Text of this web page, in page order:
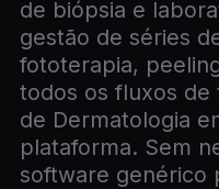
de biópsia e
gestão de séries
fototerapia,
todos os fluxos de
de Dermatologia
plataforma. Sem
software genérico